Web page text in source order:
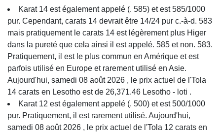
Karat 14 est également appelé (. 585) et est 585/1000
pur. Cependant, carats 14 devrait être 14/24 pur c.-à-d. 583
mais pratiquement le carats 14 est légèrement plus Higer
dans la pureté que cela ainsi il est appelé. 585 et non. 583.
Pratiquement, il est le plus commun en Amérique et est
parfois utilisé en Europe et rarement utilisé en Asie.
Aujourd'hui, samedi 08 août 2026 , le prix actuel de l'Tola
14 carats en Lesotho est de 26,371.46 Lesotho - loti .
Karat 12 est également appelé (. 500) et est 500/1000
pur. Pratiquement, il est rarement utilisé. Aujourd'hui,
samedi 08 août 2026 , le prix actuel de l'Tola 12 carats en